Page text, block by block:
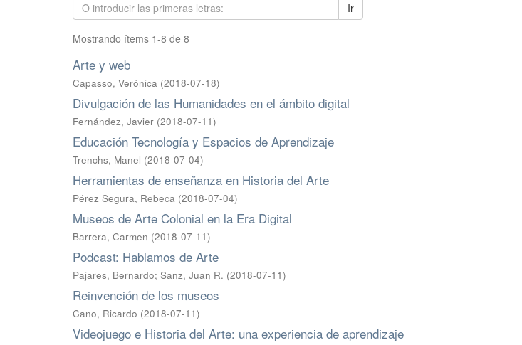
Ir
Mostrando ítems 1-8 de 8
Arte y web
Capasso, Verónica (2018-07-18)
Divulgación de las Humanidades en el ámbito digital
Fernández, Javier (2018-07-11)
Educación Tecnología y Espacios de Aprendizaje
Trenchs, Manel (2018-07-04)
Herramientas de enseñanza en Historia del Arte
Pérez Segura, Rebeca (2018-07-04)
Museos de Arte Colonial en la Era Digital
Barrera, Carmen (2018-07-11)
Podcast: Hablamos de Arte
Pajares, Bernardo; Sanz, Juan R. (2018-07-11)
Reinvención de los museos
Cano, Ricardo (2018-07-11)
Videojuego e Historia del Arte: una experiencia de aprendizaje